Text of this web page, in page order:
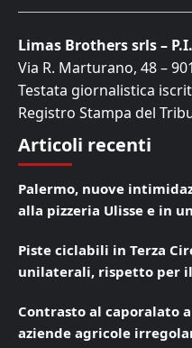
Limas Brothers srls –
Via R. Marturano, 48 –
Testata giornalistica
Registro Stampa del
Articoli recenti
Palermo, nuove
alla pizzeria Ulisse e in
Piste ciclabili in Terza
unilaterali, rispetto per
Contrasto al caporalato
aziende agricole